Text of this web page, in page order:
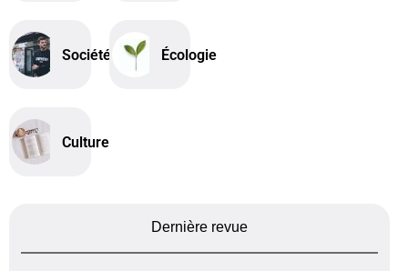
Société Écologie
Culture
Dernière revue